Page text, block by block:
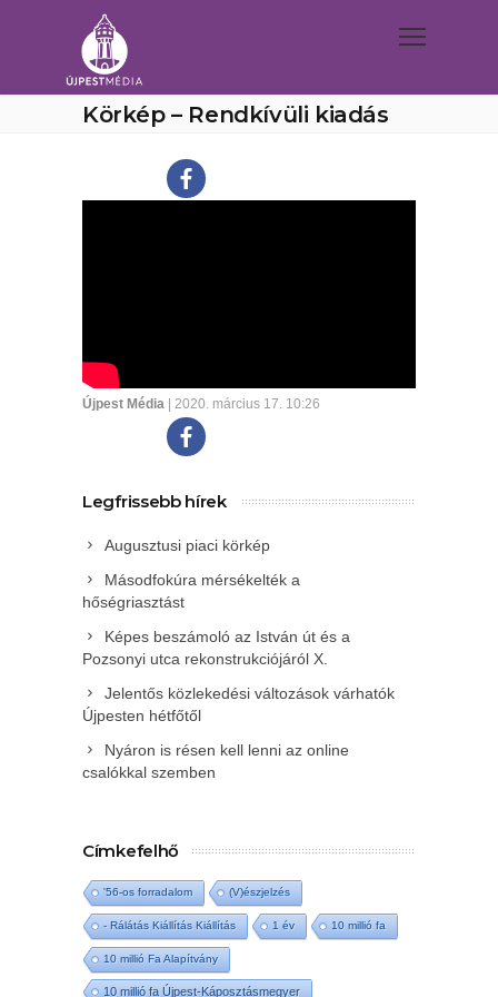
Körkép – Rendkívüli kiadás
Újpest Média | 2020. március 17. 10:26
Legfrissebb hírek
Augusztusi piaci körkép
Másodfokúra mérsékelték a
hőségriasztást
Képes beszámoló az István út és a
Pozsonyi utca rekonstrukciójáról X.
Jelentős közlekedési változások várhatók
Újpesten hétfőtől
Nyáron is résen kell lenni az online
csalókkal szemben
Címkefelhő
'56-os forradalom (V)észjelzés
- Rálátás Kiállítás Kiállítás 1 év 10 millió fa
10 millió Fa Alapítvány
10 millió fa Újpest-Káposztásmegyer